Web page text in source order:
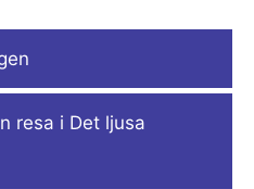
resa i Det ljusa